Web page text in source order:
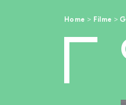
Home > Filme >